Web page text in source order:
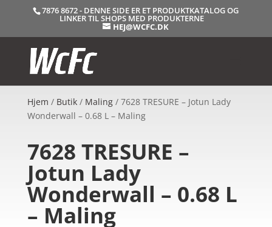
7876 8672 - DENNE SIDE ER ET PRODUKTKATALOG OG
LINKER TIL SHOPS MED PRODUKTERNE
HEJ@WCFC.DK
Hjem / Butik/ Maling/ 7628 TRESURE – Jotun Lady
Wonderwall – 0.68 L – Maling
7628 TRESURE –
Jotun Lady
Wonderwall – 0.68 L
– Maling